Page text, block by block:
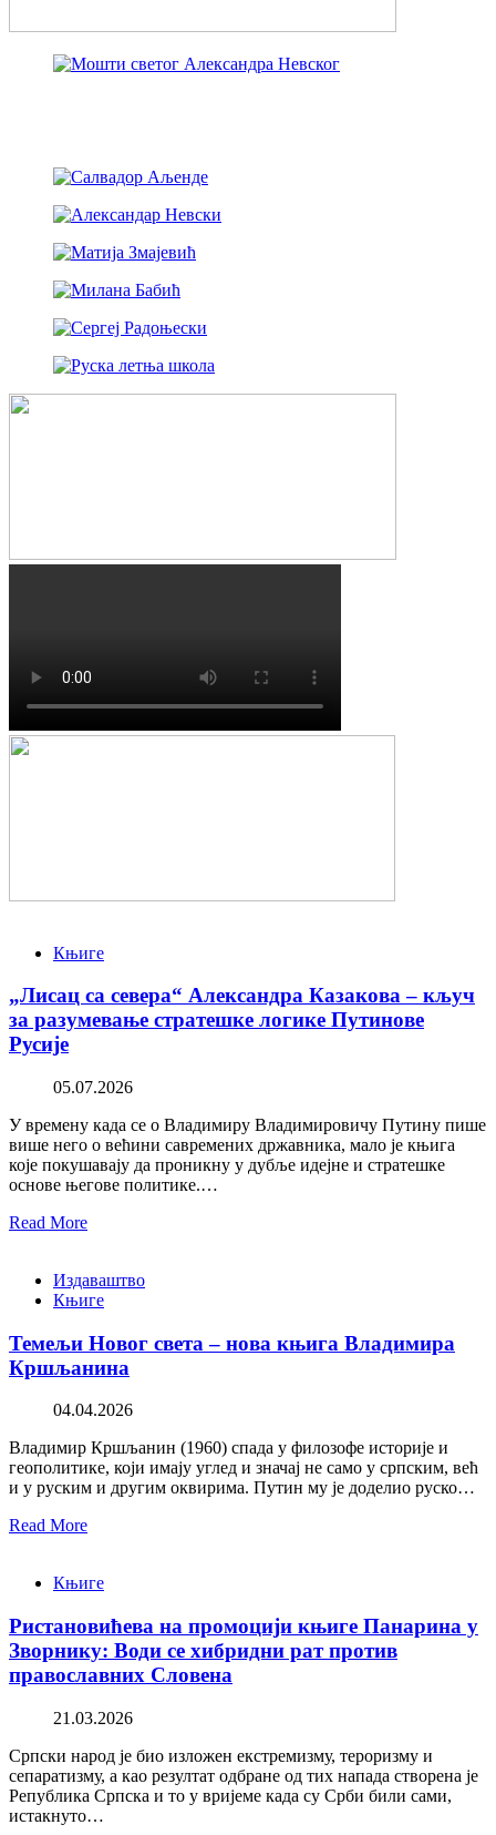
Књиге
„Лисац са севера“ Александра Казакова – кључ
за разумевање стратешке логике Путинове
Русије
05.07.2026
У времену када се о Владимиру Владимировичу Путину пише
више него о већини савремених државника, мало је књига
које покушавају да проникну у дубље идејне и стратешке
основе његове политике.…
Read More
Издаваштво
Књиге
Темељи Новог света – нова књига Владимира
Кршљанина
04.04.2026
Владимир Кршљанин (1960) спада у филозофе историје и
геополитике, који имају углед и значај не само у српским, већ
и у руским и другим оквирима. Путин му је доделио руско…
Read More
Књиге
Ристановићева на промоцији књиге Панарина у
Зворнику: Води се хибридни рат против
православних Словена
21.03.2026
Српски народ је био изложен екстремизму, тероризму и
сепаратизму, а као резултат одбране од тих напада створена је
Република Српска и то у вријеме када су Срби били сами,
истакнуто…